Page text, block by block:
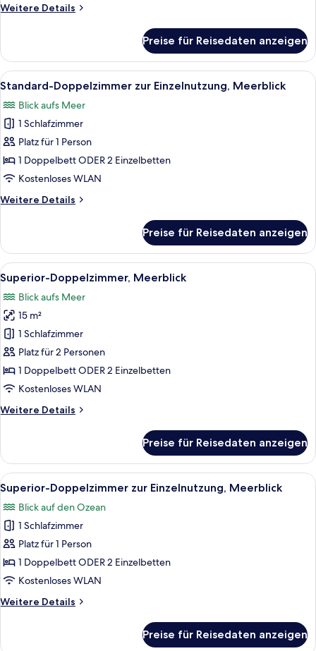
Weitere Details
Weitere
Meerblick
Preise für Reisedaten anzeigen
Alle
Fotos
für
Standard-
Doppelzimmer
zur
Einzelnutzung,
anzeigen
Ein modernes Hotelzimmer mit
1
Standard-Doppelzimmer zur Einzelnutzung, Meerblick
Blick aufs Meer
1 Schlafzimmer
Platz für 1 Person
1 Doppelbett ODER 2 Einzelbetten
Kostenloses WLAN
Weitere Details
Weitere
Doppelzimmer
zur
Einzelnutzung,
Meerblick
Preise für Reisedaten anzeigen
Alle
Fotos
für
Superior-
Doppelzimmer,
Meerblick
anzeigen
Ein modernes Hotelzimmer mit
1
Superior-Doppelzimmer, Meerblick
Blick aufs Meer
15 m²
1 Schlafzimmer
Platz für 2 Personen
1 Doppelbett ODER 2 Einzelbetten
Kostenloses WLAN
Weitere Details
Weitere
Doppelzimmer,
Meerblick
Preise für Reisedaten anzeigen
Alle
Fotos
für
Superior-
Doppelzimmer
zur
Einzelnutzung,
anzeigen
Ein modernes Hotelzimmer mit
1
Superior-Doppelzimmer zur Einzelnutzung, Meerblick
Blick auf den Ozean
1 Schlafzimmer
Platz für 1 Person
1 Doppelbett ODER 2 Einzelbetten
Kostenloses WLAN
Weitere Details
Weitere
Preise für Reisedaten anzeigen